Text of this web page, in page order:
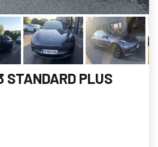
STANDARD PLUS